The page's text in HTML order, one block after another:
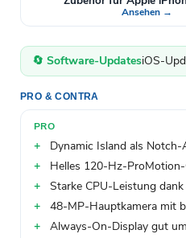
Ansehen →
🔄 Software-UpdatesiOS-
PRO & CONTRA
PRO
Dynamic Island als
Helles 120-Hz-
Starke CPU-Leistung
48-MP-Hauptkamera mit
Always-On-Display gut